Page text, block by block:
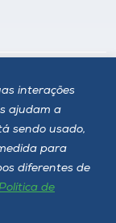
interações
ajudam a
sendo usado,
para
diferentes de
de